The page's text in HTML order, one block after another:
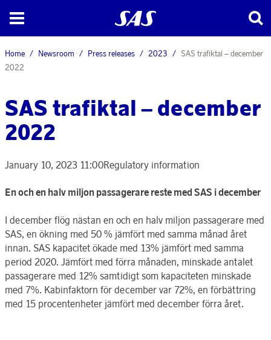
Home Newsroom Press releases 2023
SAS trafiktal – december
2022
SAS trafiktal – december
2022
January 10, 2023 11:00Regulatory information
En och en halv miljon passagerare reste med SAS i december
I december flög nästan en och en halv miljon passagerare med
SAS, en ökning med 50 % jämfört med samma månad året
innan. SAS kapacitet ökade med 13% jämfört med samma
period 2020. Jämfört med förra månaden, minskade antalet
passagerare med 12% samtidigt som kapaciteten minskade
med 7%. Kabinfaktorn för december var 72%, en förbättring
med 15 procentenheter jämfört med december förra året.